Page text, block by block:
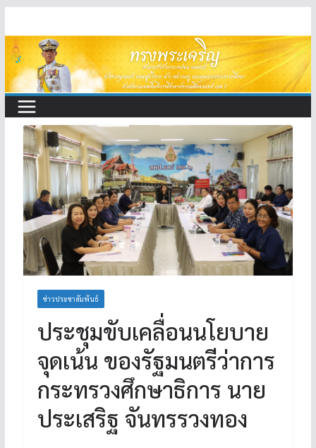
to
content
ข่าวประชาสัมพันธ์
ประชุมขับเคลื่อนนโยบาย
จุดเน้น ของรัฐมนตรีว่าการ
กระทรวงศึกษาธิการ นาย
ประเสริฐ จันทรรวงทอง